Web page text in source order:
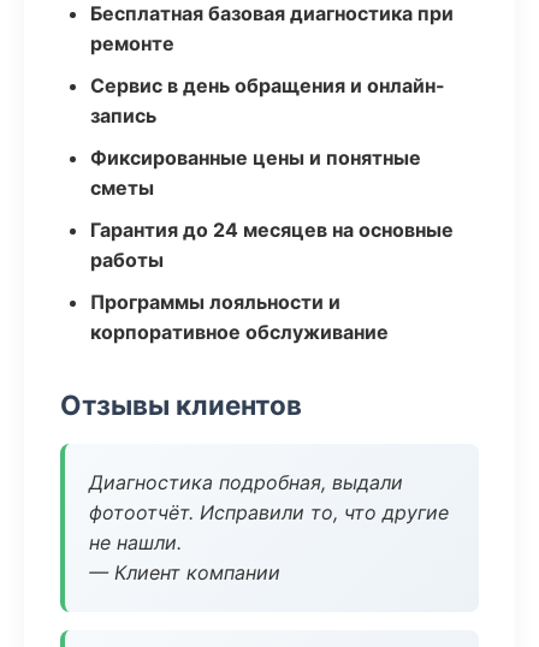
Бесплатная базовая диагностика при
ремонте
Сервис в день обращения и онлайн-
запись
Фиксированные цены и понятные
сметы
Гарантия до 24 месяцев на основные
работы
Программы лояльности и
корпоративное обслуживание
Отзывы клиентов
Диагностика подробная, выдали
фотоотчёт. Исправили то, что другие
не нашли.
— Клиент компании